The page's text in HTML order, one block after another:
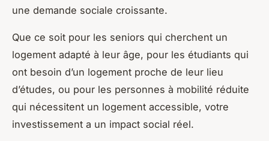
une demande sociale croissante.
Que ce soit pour les seniors qui cherchent un
logement adapté à leur âge, pour les étudiants qui
ont besoin d’un logement proche de leur lieu
d’études, ou pour les personnes à mobilité réduite
qui nécessitent un logement accessible, votre
investissement a un impact social réel.